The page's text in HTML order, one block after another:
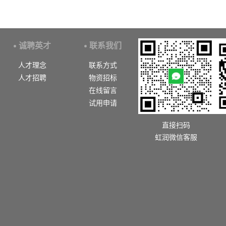
诚聘英才
人才理念
人才招聘
联系我们
联系方式
物资招标
在线留言
试用申请
直接扫码
虹润微信客服